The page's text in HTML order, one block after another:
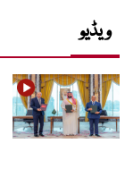
ویڈیو